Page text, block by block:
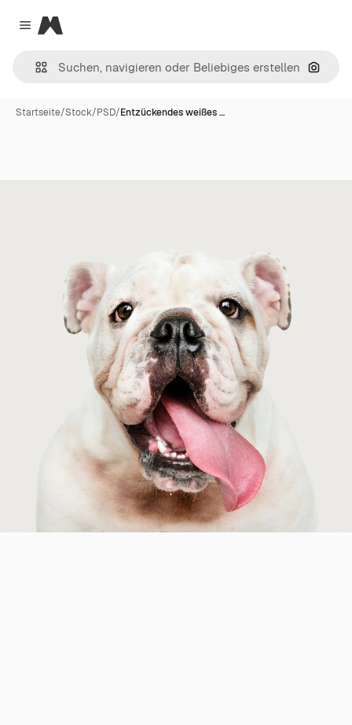
Close menu
Magnific
Nach
Startseite/Stock/PSD/Entzückendes weißes …